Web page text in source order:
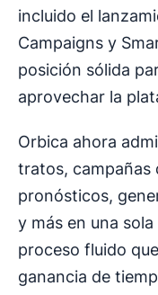
incluido el
Campaigns y
posición sólida
aprovechar la
Orbica ahora
tratos, campañas
pronósticos,
y más en una
proceso fluido
ganancia de